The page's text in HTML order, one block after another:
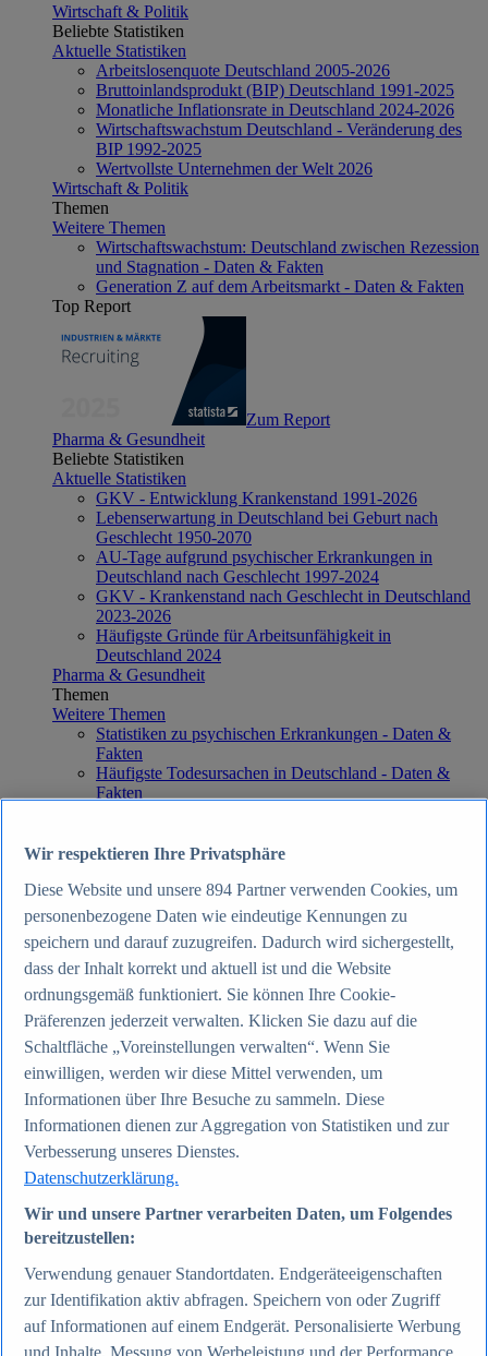
Wirtschaft & Politik
Beliebte Statistiken
Aktuelle Statistiken
Arbeitslosenquote Deutschland 2005-2026
Bruttoinlandsprodukt (BIP) Deutschland 1991-2025
Monatliche Inflationsrate in Deutschland 2024-2026
Wirtschaftswachstum Deutschland - Veränderung des
BIP 1992-2025
Wertvollste Unternehmen der Welt 2026
Wirtschaft & Politik
Themen
Weitere Themen
Wirtschaftswachstum: Deutschland zwischen Rezession
und Stagnation - Daten & Fakten
Generation Z auf dem Arbeitsmarkt - Daten & Fakten
Top Report
Zum Report
Pharma & Gesundheit
Beliebte Statistiken
Aktuelle Statistiken
GKV - Entwicklung Krankenstand 1991-2026
Lebenserwartung in Deutschland bei Geburt nach
Geschlecht 1950-2070
AU-Tage aufgrund psychischer Erkrankungen in
Deutschland nach Geschlecht 1997-2024
GKV - Krankenstand nach Geschlecht in Deutschland
2023-2026
Häufigste Gründe für Arbeitsunfähigkeit in
Deutschland 2024
Pharma & Gesundheit
Themen
Weitere Themen
Statistiken zu psychischen Erkrankungen - Daten &
Fakten
Häufigste Todesursachen in Deutschland - Daten &
Fakten
Zum Report
Internet
Beliebte Statistiken
Aktuelle Statistiken
Anzahl der Social-Media-Nutzer weltweit 2012-2025
Social Networks mit den meisten Nutzern weltweit
2025
Soziale Netzwerke in Deutschland nach Generationen
2025
Instagram - Nutzung nach Alter und Geschlecht in
Deutschland 2025
Podcasts - Nutzung 2016-2025
Internet
Themen
Social Media - Daten & Fakten
TikTok - Daten & Fakten
Wir respektieren Ihre Privatsphäre
Diese Website und unsere 894 Partner verwenden Cookies, um
personenbezogene Daten wie eindeutige Kennungen zu
speichern und darauf zuzugreifen. Dadurch wird sichergestellt,
dass der Inhalt korrekt und aktuell ist und die Website
ordnungsgemäß funktioniert. Sie können Ihre Cookie-
Präferenzen jederzeit verwalten. Klicken Sie dazu auf die
Schaltfläche „Voreinstellungen verwalten“. Wenn Sie
einwilligen, werden wir diese Mittel verwenden, um
Informationen über Ihre Besuche zu sammeln. Diese
Informationen dienen zur Aggregation von Statistiken und zur
Verbesserung unseres Dienstes.
Datenschutzerklärung.
Wir und unsere Partner verarbeiten Daten, um Folgendes
bereitzustellen:
Verwendung genauer Standortdaten. Endgeräteeigenschaften
zur Identifikation aktiv abfragen. Speichern von oder Zugriff
auf Informationen auf einem Endgerät. Personalisierte Werbung